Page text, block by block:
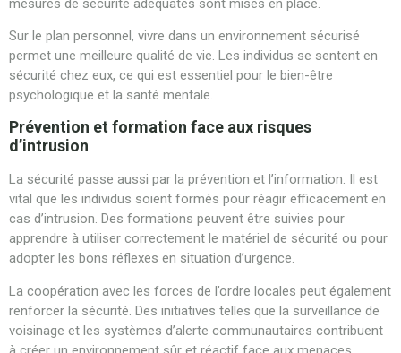
Sur le plan personnel, vivre dans un environnement sécurisé
permet une meilleure qualité de vie. Les individus se sentent en
sécurité chez eux, ce qui est essentiel pour le bien-être
psychologique et la santé mentale.
Prévention et formation face aux risques
d’intrusion
La sécurité passe aussi par la prévention et l’information. Il est
vital que les individus soient formés pour réagir efficacement en
cas d’intrusion. Des formations peuvent être suivies pour
apprendre à utiliser correctement le matériel de sécurité ou pour
adopter les bons réflexes en situation d’urgence.
La coopération avec les forces de l’ordre locales peut également
renforcer la sécurité. Des initiatives telles que la surveillance de
voisinage et les systèmes d’alerte communautaires contribuent